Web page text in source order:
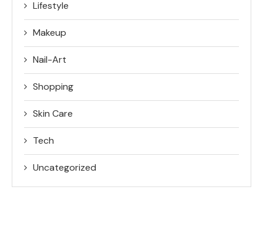
Lifestyle
Makeup
Nail-Art
Shopping
Skin Care
Tech
Uncategorized